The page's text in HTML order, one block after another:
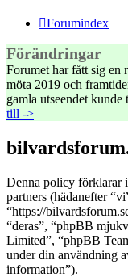
Forumindex
Förändringar
Forumet har fått sig en
möta 2019 och
gamla utseendet
till ->
Denna policy förklarar
partners (hädanefter
“https://
“deras”, “phpBB
Limited”, “phpBB
under din användning
information”).